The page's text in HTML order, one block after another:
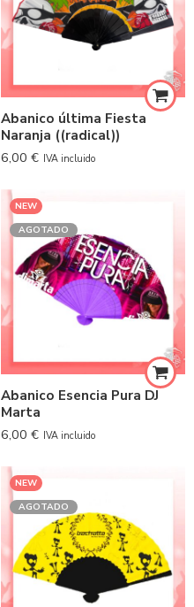
Abanico última Fiesta
Naranja ((radical))
6,00 € IVA incluido
NEW
AGOTADO
Abanico Esencia Pura DJ
Marta
6,00 € IVA incluido
NEW
AGOTADO